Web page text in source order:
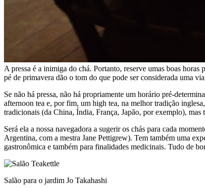
A pressa é a inimiga do chá. Portanto, reserve umas boas
pé de primavera dão o tom do que pode ser considerada uma
Se não há pressa, não há propriamente um horário pré-
afternoon tea e, por fim, um high tea, na melhor tradição
tradicionais (da China, Índia, França, Japão, por exemplo),
Será ela a nossa navegadora a sugerir os chás para cada
Argentina, com a mestra Jane Pettigrew). Tem também uma
gastronômica e também para finalidades medicinais. Tudo de
Salão para o jardim Jo Takahashi